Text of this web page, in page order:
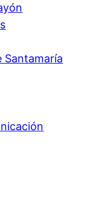
Santamaría